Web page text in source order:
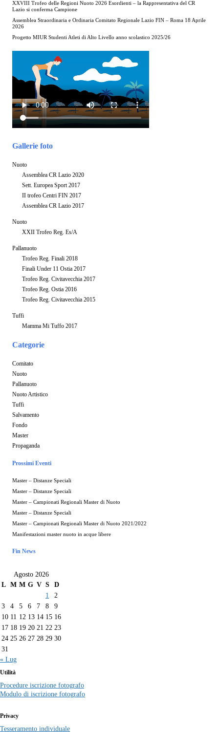
XXVIII Trofeo delle Regioni Nuoto 2026 Esordienti – la Rappresentativa del CR
Lazio si conferma Campione
Assemblea Straordinaria e Ordinaria Comitato Regionale Lazio FIN – Roma 18 Aprile
2026
Progetto MIUR Studenti Atleti di Alto Livello anno scolastico 2025/26
Gallerie foto
Nuoto
Assemblea CR Lazio 2020
Sett. Europea Sport 2017
II trofeo Centri FIN 2017
Assemblea CR Lazio 2017
Nuoto
XXII Trofeo Reg. Es/A
Pallanuoto
Trofeo Reg. Finali 2018
Finali Under 11 Ostia 2017
Trofeo Reg. Civitavecchia 2017
Trofeo Reg. Ostia 2016
Trofeo Reg. Civitavecchia 2015
Tuffi
Mamma Mi Tuffo 2017
Categorie
Comitato
Nuoto
Pallanuoto
Nuoto Artistico
Tuffi
Salvamento
Fondo
Master
Propaganda
Prossimi Eventi
Master – Distanze Speciali
Master – Distanze Speciali
Master – Campionati Regionali Master di Nuoto
Master – Distanze Speciali
Master – Campionati Regionali Master di Nuoto 2021/2022
Manifestazioni master nuoto in acque libere
Fin News
Agosto 2026
L M M G V S
D
1
2
3
4 5 6 7 8
9
10 11 12 13 14 15 16
17 18 19 20 21 22 23
24 25 26 27 28 29 30
31
« Lug
Utilità
Procedure iscrizione fotografo
Modulo di iscrizione fotografo
Privacy
Tesseramento individuale